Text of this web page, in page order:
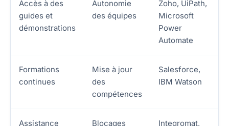
Accès à des
guides et
démonstrations
Autonomie
des équipes
Zoho, UiPath,
Microsoft
Power
Automate
Formations
continues
Mise à jour
des
compétences
Salesforce,
IBM Watson
Assistance
Blocages
Integromat,